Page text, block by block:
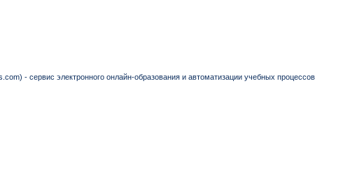
- сервис электронного онлайн-образования и автоматизации учебных процессов